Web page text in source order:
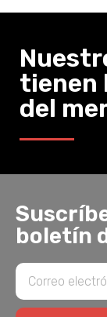
tienen
del
boletín